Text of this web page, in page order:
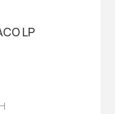
LP